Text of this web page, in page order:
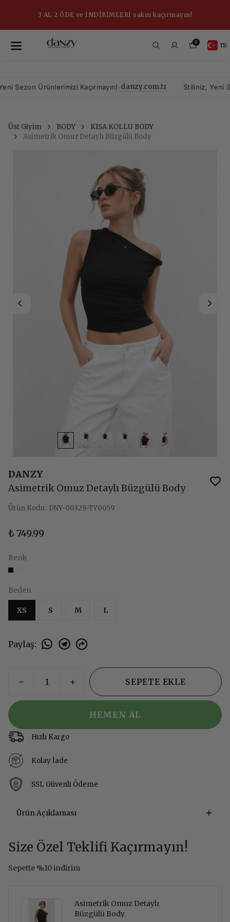
3 AL 2 ÖDE ve İNDİRİMLERİ sakın kaçırmayın!
0 TR
Ürünlerimizi Kaçırmayın!•danzy.com.tr Stiliniz, Yeni
Üst Giyim BODY
KISA KOLLU BODY
Asimetrik Omuz Detaylı Büzgülü Body
DANZY
Asimetrik Omuz Detaylı Büzgülü Body
Ürün Kodu: DNY-00329-TY0059
₺ 749.99
Renk
Beden
XS S M L
Paylaş:
SEPETE EKLE
HEMEN AL
Hızlı Kargo
Kolay İade
SSL Güvenli Ödeme
Ürün Açıklaması
Size Özel Teklifi Kaçırmayın!
Sepette %10 indirim
Asimetrik Omuz Detaylı
Büzgülü Body